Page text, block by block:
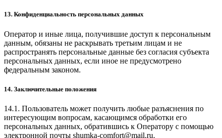
13. Конфиденциальность персональных данных
Оператор и иные лица, получившие доступ к персональным
данным, обязаны не раскрывать третьим лицам и не
распространять персональные данные без согласия субъекта
персональных данных, если иное не предусмотрено
федеральным законом.
14. Заключительные положения
14.1. Пользователь может получить любые разъяснения по
интересующим вопросам, касающимся обработки его
персональных данных, обратившись к Оператору с помощью
электронной почты shumka-comfort@mail.ru.